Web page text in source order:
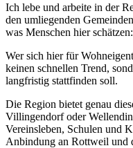
Ich lebe und arbeite in der
den umliegenden
was Menschen hier
Wer sich hier für
keinen schnellen Trend,
langfristig stattfinden soll.
Die Region bietet genau
Villingendorf oder
Vereinsleben, Schulen und
Anbindung an Rottweil und